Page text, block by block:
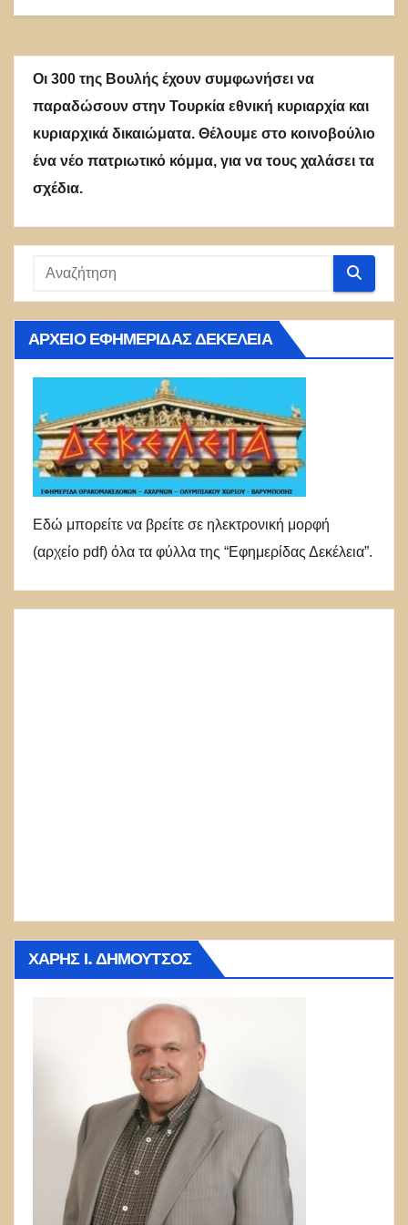
Οι 300 της Βουλής έχουν συμφωνήσει να
παραδώσουν στην Τουρκία εθνική κυριαρχία και
κυριαρχικά δικαιώματα. Θέλουμε στο κοινοβούλιο
ένα νέο πατριωτικό κόμμα, για να τους χαλάσει τα
σχέδια.
ΑΡΧΕΊΟ ΕΦΗΜΕΡΊΔΑΣ ΔΕΚΈΛΕΙΑ
Εδώ μπορείτε να βρείτε σε ηλεκτρονική μορφή
(αρχείο pdf) όλα τα φύλλα της “Εφημερίδας Δεκέλεια”.
ΧΆΡΗΣ Ι. ΔΗΜΟΎΤΣΟΣ